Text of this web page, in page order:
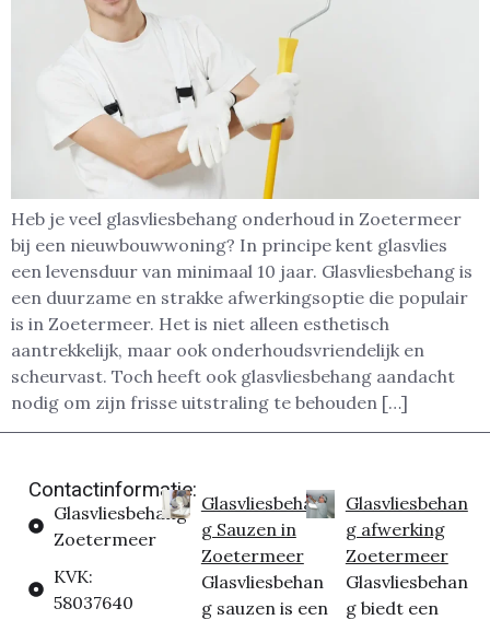
Heb je veel glasvliesbehang onderhoud in Zoetermeer
bij een nieuwbouwwoning? In principe kent glasvlies
een levensduur van minimaal 10 jaar. Glasvliesbehang is
een duurzame en strakke afwerkingsoptie die populair
is in Zoetermeer. Het is niet alleen esthetisch
aantrekkelijk, maar ook onderhoudsvriendelijk en
scheurvast. Toch heeft ook glasvliesbehang aandacht
nodig om zijn frisse uitstraling te behouden […]
Contactinformatie:
Glasvliesbehang
Zoetermeer
KVK:
58037640
Glasvliesbehan
g Sauzen in
Zoetermeer
Glasvliesbehan
g sauzen is een
Glasvliesbehan
g afwerking
Zoetermeer
Glasvliesbehan
g biedt een